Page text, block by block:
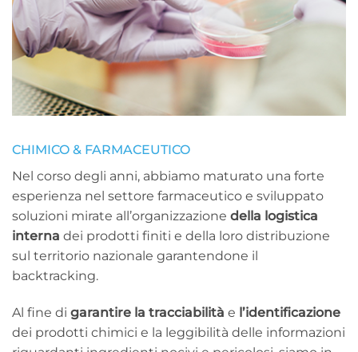
CHIMICO & FARMACEUTICO
Nel corso degli anni, abbiamo maturato una forte
esperienza nel settore farmaceutico e sviluppato
soluzioni mirate all’organizzazione della logistica
interna dei prodotti finiti e della loro distribuzione
sul territorio nazionale garantendone il
backtracking.
Al fine di garantire la tracciabilità e l’identificazione
dei prodotti chimici e la leggibilità delle informazioni